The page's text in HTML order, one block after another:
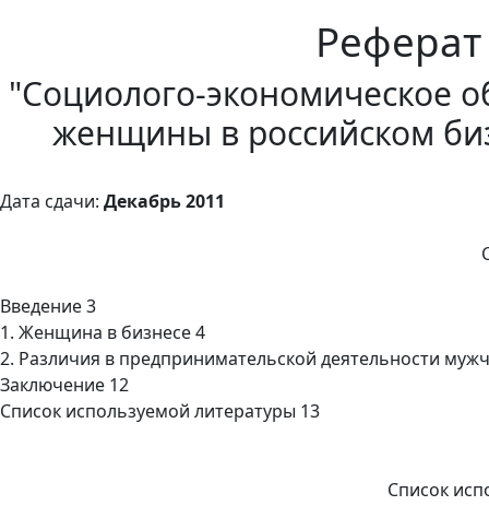
Реферат
"Социолого-экономическое
женщины в российском
Дата сдачи: Декабрь 2011
Введение 3
1. Женщина в бизнесе 4
2. Различия в предпринимательской деятельности
Заключение 12
Список используемой литературы 13
Список